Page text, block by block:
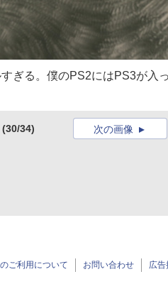
ぎる。僕のPS2にはPS3が入
(30/34) 次の画像
ご利用について お問い合わせ 広告